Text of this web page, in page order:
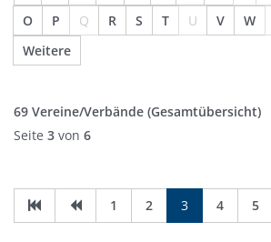
O
P Q R S T U V W
Weitere
69 Vereine/Verbände (Gesamtübersicht)
Seite 3 von 6
1 2 3 4 5